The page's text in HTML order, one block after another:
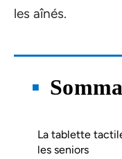
les aînés.
La tablette
les seniors